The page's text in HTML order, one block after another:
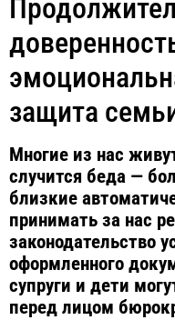
защита
Многие из нас
случится беда —
близкие
принимать за нас
законодательство
оформленного
супруги и дети
перед лицом